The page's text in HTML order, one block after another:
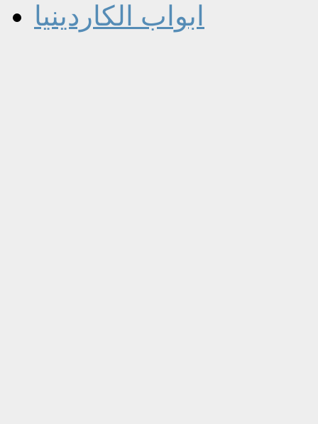
ابواب الكاردينيا